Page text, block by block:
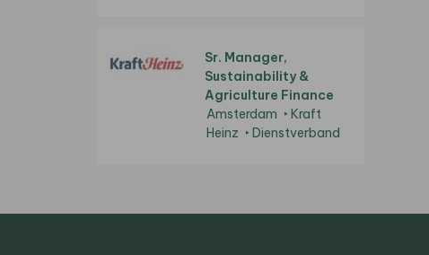
Sr. Manager,
Sustainability &
Agriculture Finance
Amsterdam
Kraft
Heinz
Dienstverband